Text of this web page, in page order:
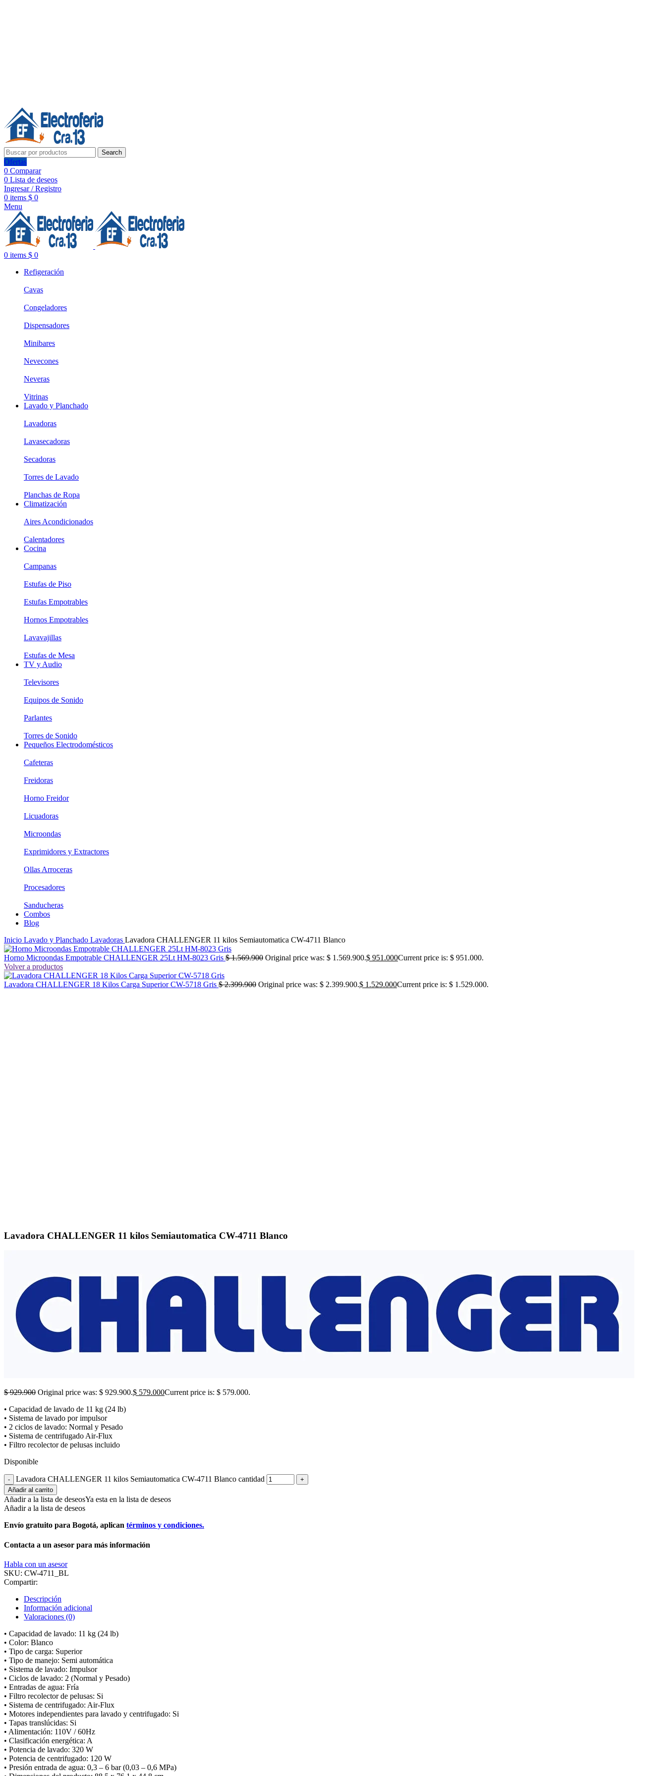
Search
Ofertas
0 Comparar
0 Lista de deseos
Ingresar / Registro
0 items $ 0
Menu
0 items $ 0
Refigeración
Cavas
Congeladores
Dispensadores
Minibares
Nevecones
Neveras
Vitrinas
Lavado y Planchado
Lavadoras
Lavasecadoras
Secadoras
Torres de Lavado
Planchas de Ropa
Climatización
Aires Acondicionados
Calentadores
Cocina
Campanas
Estufas de Piso
Estufas Empotrables
Hornos Empotrables
Lavavajillas
Estufas de Mesa
TV y Audio
Televisores
Equipos de Sonido
Parlantes
Torres de Sonido
Pequeños Electrodomésticos
Cafeteras
Freidoras
Horno Freidor
Licuadoras
Microondas
Exprimidores y Extractores
Ollas Arroceras
Procesadores
Sanducheras
Combos
Blog
Inicio Lavado y Planchado Lavadoras Lavadora CHALLENGER 11 kilos Semiautomatica CW-4711 Blanco
Horno Microondas Empotrable CHALLENGER 25Lt HM-8023 Gris $1.569.900 Original price was: $ 1.569.900.$ 951.000Current price is: $ 951.000.
Volver a productos
Lavadora CHALLENGER 18 Kilos Carga Superior CW-5718 Gris $2.399.900 Original price was: $ 2.399.900.$ 1.529.000Current price is: $ 1.529.000.
Lavadora CHALLENGER 11 kilos Semiautomatica CW-4711 Blanco
$929.900 Original price was: $ 929.900.$ 579.000Current price is: $ 579.000.
• Capacidad de lavado de 11 kg (24 lb)
• Sistema de lavado por impulsor
• 2 ciclos de lavado: Normal y Pesado
• Sistema de centrifugado Air-Flux
• Filtro recolector de pelusas incluido
Disponible
Lavadora CHALLENGER 11 kilos Semiautomatica CW-4711 Blanco cantidad
Añadir al carrito
Añadir a la lista de deseosYa esta en la lista de deseos
Añadir a la lista de deseos
Envío gratuito para Bogotá, aplican términos y condiciones.
Contacta a un asesor para más información
Habla con un asesor
SKU: CW-4711_BL
Compartir:
Descripción
Información adicional
Valoraciones (0)
• Capacidad de lavado: 11 kg (24 lb)
• Color: Blanco
• Tipo de carga: Superior
• Tipo de manejo: Semi automática
• Sistema de lavado: Impulsor
• Ciclos de lavado: 2 (Normal y Pesado)
• Entradas de agua: Fría
• Filtro recolector de pelusas: Si
• Sistema de centrifugado: Air-Flux
• Motores independientes para lavado y centrifugado: Si
• Tapas translúcidas: Si
• Alimentación: 110V / 60Hz
• Clasificación energética: A
• Potencia de lavado: 320 W
• Potencia de centrifugado: 120 W
• Presión entrada de agua: 0,3 – 6 bar (0,03 – 0,6 MPa)